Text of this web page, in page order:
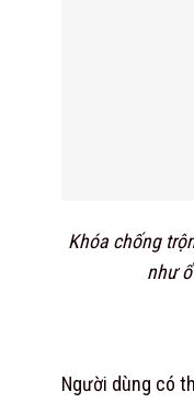
Khóa chống
như
Người dùng có